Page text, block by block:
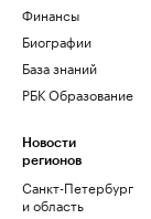
Финансы
Биографии
База знаний
РБК Образование
Новости
регионов
Санкт-Петербург
и область